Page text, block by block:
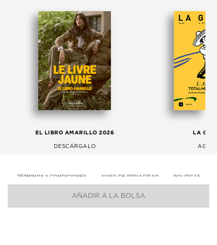
AÑADIR A LA BOLSA
EL LIBRO AMARILLO 2026
DESCÁRGALO
LA
TÉRMINOS Y CONDICIONES AVISO DE PRIVACIDAD POLITICAS